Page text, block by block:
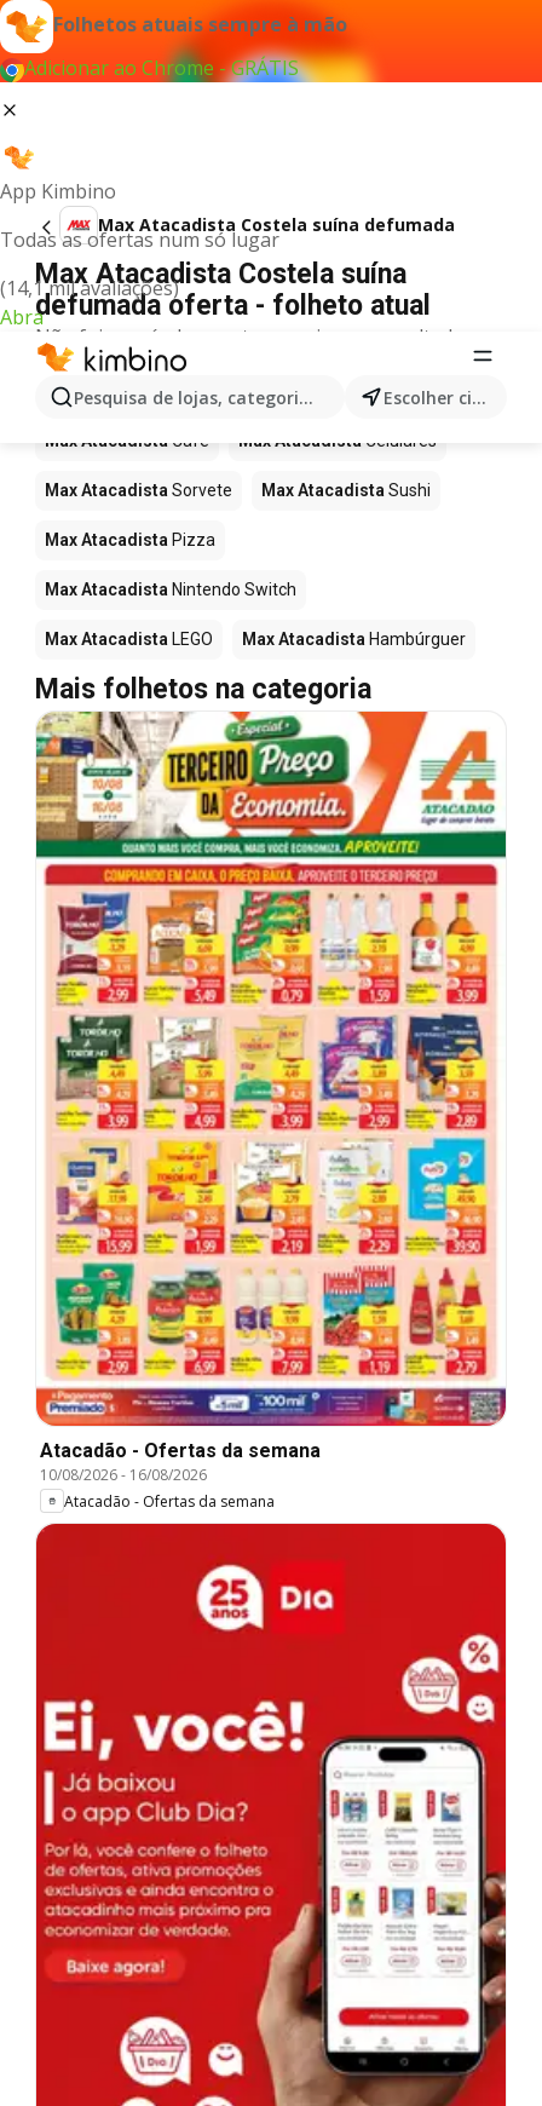
Folhetos atuais sempre à mão
Adicionar ao Chrome - GRÁTIS
App Kimbino
Todas as ofertas num só lugar
(14,1 mil avaliações)
Abra
Pesquisa de lojas, categorias,produtos... Escolher cidade
Max Atacadista Costela suína defumada
Max Atacadista Costela suína
defumada oferta - folheto atual
Não foi possível encontrar quaisquer resultados
para este termo.
Mais produtos em Max Atacadista
Max Atacadista Café Max Atacadista Celulares
Max Atacadista Sorvete Max Atacadista Sushi
Max Atacadista Pizza
Max Atacadista Nintendo Switch
Max Atacadista LEGO Max Atacadista Hambúrguer
Mais folhetos na categoria
Atacadão - Ofertas da semana
10/08/2026- 16/08/2026
Atacadão - Ofertas da semana